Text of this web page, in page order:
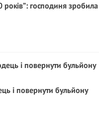
господиня зробила
і повернути бульйону